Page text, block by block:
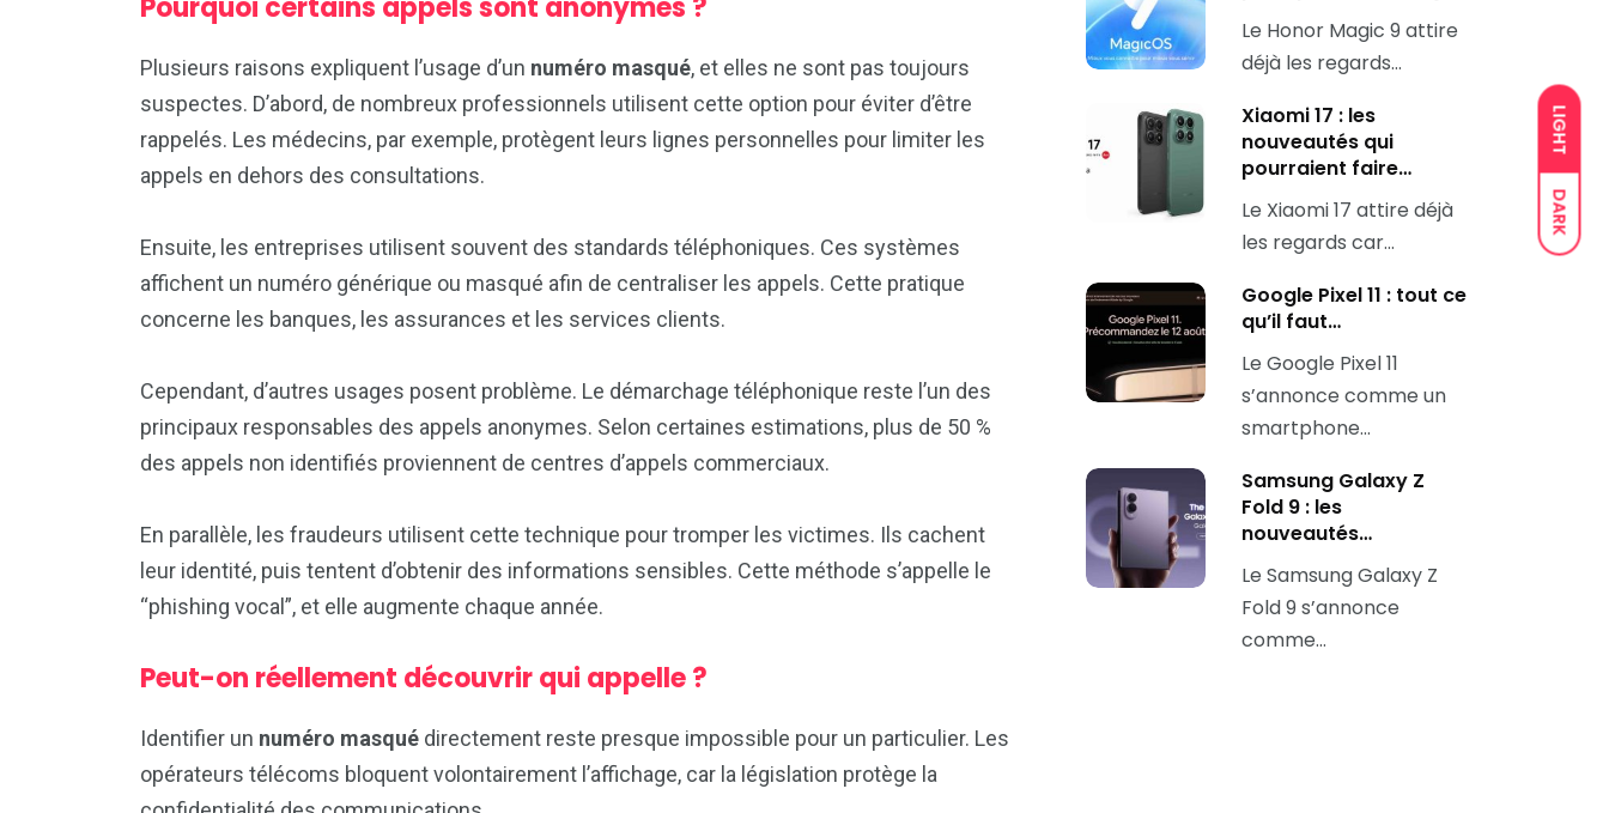
LIGHT
DARK
Pourquoi certains appels sont anonymes ?
Plusieurs raisons expliquent l’usage d’un numéro masqué, et elles ne sont pas toujours
suspectes. D’abord, de nombreux professionnels utilisent cette option pour éviter d’être
rappelés. Les médecins, par exemple, protègent leurs lignes personnelles pour limiter les
appels en dehors des consultations.
Ensuite, les entreprises utilisent souvent des standards téléphoniques. Ces systèmes
affichent un numéro générique ou masqué afin de centraliser les appels. Cette pratique
concerne les banques, les assurances et les services clients.
Cependant, d’autres usages posent problème. Le démarchage téléphonique reste l’un des
principaux responsables des appels anonymes. Selon certaines estimations, plus de 50 %
des appels non identifiés proviennent de centres d’appels commerciaux.
En parallèle, les fraudeurs utilisent cette technique pour tromper les victimes. Ils cachent
leur identité, puis tentent d’obtenir des informations sensibles. Cette méthode s’appelle le
“phishing vocal”, et elle augmente chaque année.
Peut-on réellement découvrir qui appelle ?
Identifier un numéro masqué directement reste presque impossible pour un particulier. Les
opérateurs télécoms bloquent volontairement l’affichage, car la législation protège la
Le Honor Magic 9 attire
déjà les regards…
Xiaomi 17 : les
nouveautés qui
pourraient faire…
Le Xiaomi 17 attire déjà
les regards car…
Google Pixel 11 : tout ce
qu’il faut…
Le Google Pixel 11
s’annonce comme un
smartphone…
Samsung Galaxy Z
Fold 9 : les
nouveautés…
Le Samsung Galaxy Z
Fold 9 s’annonce
comme…